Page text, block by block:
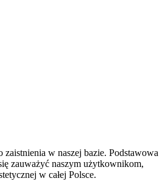
w naszej bazie. Podstawowa
zauważyć naszym użytkownikom,
w całej Polsce.